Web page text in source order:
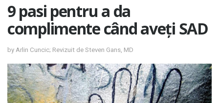
9 pasi pentru a da
complimente când aveți SAD
by Arlin Cuncic; Revizuit de Steven Gans, MD